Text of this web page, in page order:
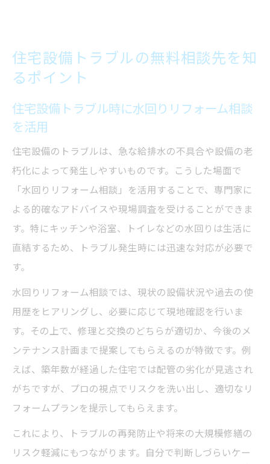
住宅設備トラブルの無料相談先を知
るポイント
住宅設備トラブル時に水回りリフォーム相談
を活用
住宅設備のトラブルは、急な給排水の不具合や設備の老
朽化によって発生しやすいものです。こうした場面で
「水回りリフォーム相談」を活用することで、専門家に
よる的確なアドバイスや現場調査を受けることができま
す。特にキッチンや浴室、トイレなどの水回りは生活に
直結するため、トラブル発生時には迅速な対応が必要で
す。
水回りリフォーム相談では、現状の設備状況や過去の使
用歴をヒアリングし、必要に応じて現地確認を行いま
す。その上で、修理と交換のどちらが適切か、今後のメ
ンテナンス計画まで提案してもらえるのが特徴です。例
えば、築年数が経過した住宅では配管の劣化が見逃され
がちですが、プロの視点でリスクを洗い出し、適切なリ
フォームプランを提示してもらえます。
これにより、トラブルの再発防止や将来の大規模修繕の
リスク軽減にもつながります。自分で判断しづらいケー